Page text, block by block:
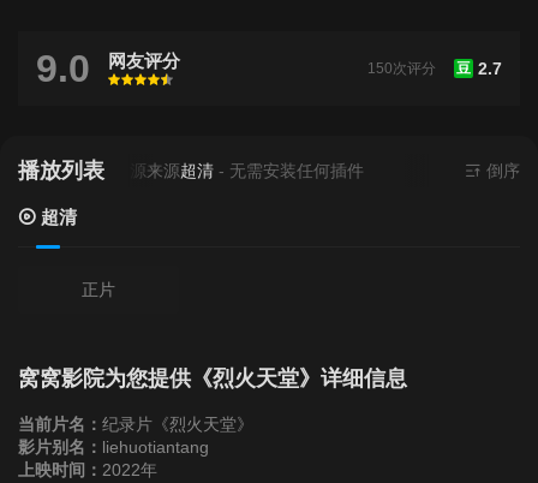
9.0 网友评分
很差
较差还行推荐力荐
豆 2.7
150次评分
播放列表
当前资源来源超清- 无需安装任何插件 倒序
超清
正片
窝窝影院为您提供《烈火天堂》详细信息
当前片名： 纪录片《烈火天堂》
影片别名： liehuotiantang
上映时间： 2022年